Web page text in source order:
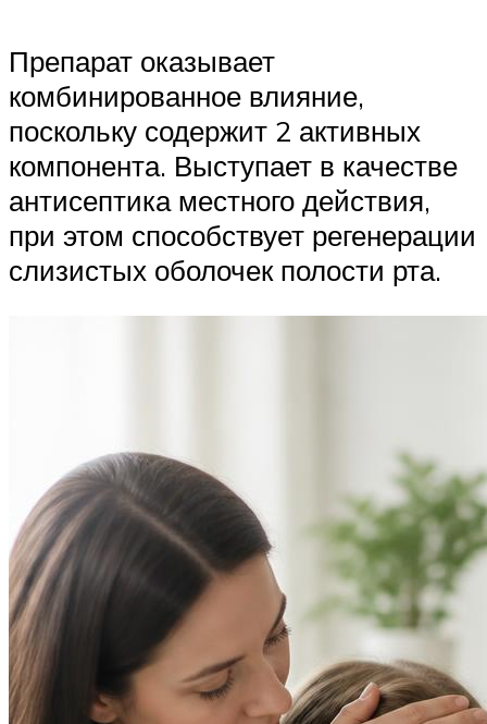
Препарат оказывает
комбинированное влияние,
поскольку содержит 2 активных
компонента. Выступает в качестве
антисептика местного действия,
при этом способствует регенерации
слизистых оболочек полости рта.